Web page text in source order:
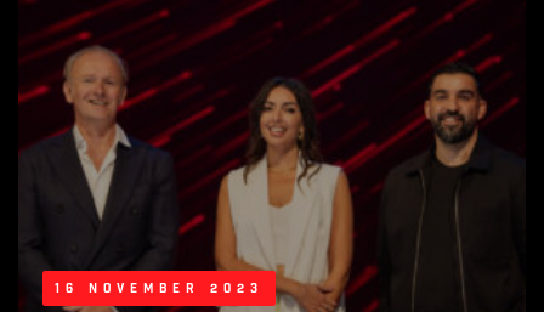
16 november 2023